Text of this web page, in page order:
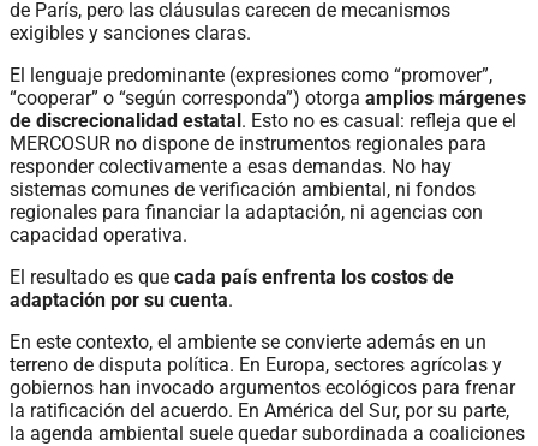
de París, pero las cláusulas carecen de mecanismos
exigibles y sanciones claras.
El lenguaje predominante (expresiones como “promover”,
“cooperar” o “según corresponda”) otorga amplios márgenes
de discrecionalidad estatal. Esto no es casual: refleja que el
MERCOSUR no dispone de instrumentos regionales para
responder colectivamente a esas demandas. No hay
sistemas comunes de verificación ambiental, ni fondos
regionales para financiar la adaptación, ni agencias con
capacidad operativa.
El resultado es que cada país enfrenta los costos de
adaptación por su cuenta.
En este contexto, el ambiente se convierte además en un
terreno de disputa política. En Europa, sectores agrícolas y
gobiernos han invocado argumentos ecológicos para frenar
la ratificación del acuerdo. En América del Sur, por su parte,
la agenda ambiental suele quedar subordinada a coaliciones